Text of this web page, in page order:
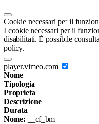
Cookie necessari per il
I cookie necessari per il
disabilitati. È possibile
policy.
player.vimeo.com
Nome
Tipologia
Proprieta
Descrizione
Durata
Nome: __cf_bm